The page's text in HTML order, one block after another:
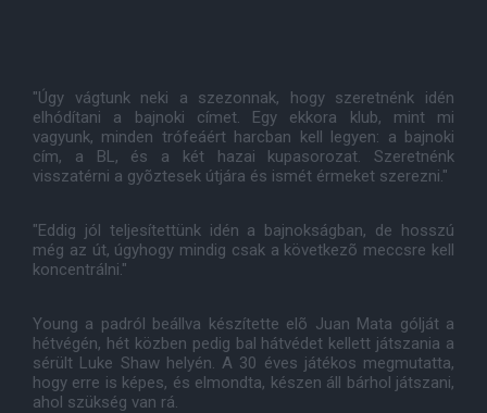
"Úgy vágtunk neki a szezonnak, hogy szeretnénk idén
elhódítani a bajnoki címet. Egy ekkora klub, mint mi
vagyunk, minden trófeáért harcban kell legyen: a bajnoki
cím, a BL, és a két hazai kupasorozat. Szeretnénk
visszatérni a gyõztesek útjára és ismét érmeket szerezni."
"Eddig jól teljesítettünk idén a bajnokságban, de hosszú
még az út, úgyhogy mindig csak a következõ meccsre kell
koncentrálni."
Young a padról beállva készítette elõ Juan Mata gólját a
hétvégén, hét közben pedig bal hátvédet kellett játszania a
sérült Luke Shaw helyén. A 30 éves játékos megmutatta,
hogy erre is képes, és elmondta, készen áll bárhol játszani,
ahol szükség van rá.